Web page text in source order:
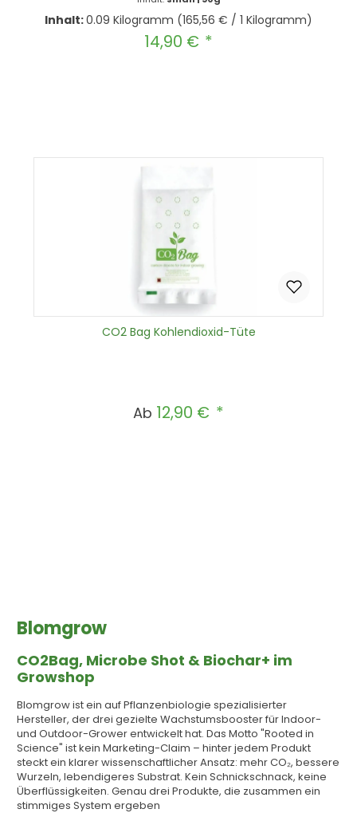
Inhalt:0.09 Kilogramm (165,56 € / 1 Kilogramm)
Regulärer Preis:
14,90 €
CO2 Bag Kohlendioxid-Tüte
Regulärer Preis:
Ab 12,90 €
Blomgrow
CO2Bag, Microbe Shot & Biochar+ im
Growshop
Blomgrow ist ein auf Pflanzenbiologie spezialisierter
Hersteller, der drei gezielte Wachstumsbooster für Indoor-
und Outdoor-Grower entwickelt hat. Das Motto "Rooted in
Science" ist kein Marketing-Claim – hinter jedem Produkt
steckt ein klarer wissenschaftlicher Ansatz: mehr CO₂, bessere
Wurzeln, lebendigeres Substrat. Kein Schnickschnack, keine
Überflüssigkeiten. Genau drei Produkte, die zusammen ein
stimmiges System ergeben